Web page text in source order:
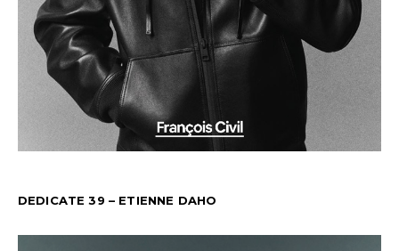
DEDICATE 39 – ETIENNE DAHO